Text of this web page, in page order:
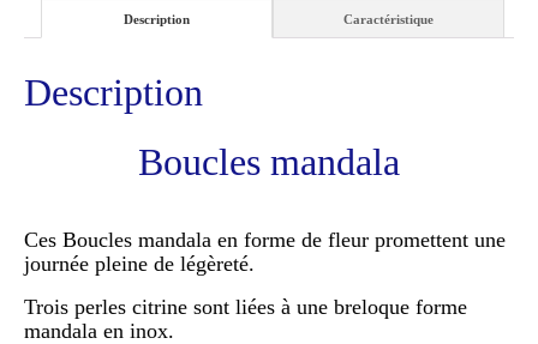
Description Caractéristique
Description
Boucles mandala
Ces Boucles mandala en forme de fleur promettent une
journée pleine de légèreté.
Trois perles citrine sont liées à une breloque forme
mandala en inox.